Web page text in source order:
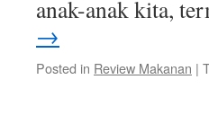
anak-anak kita,
→
Posted in Review Makanan |